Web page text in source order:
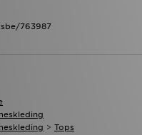
763987
> Tops